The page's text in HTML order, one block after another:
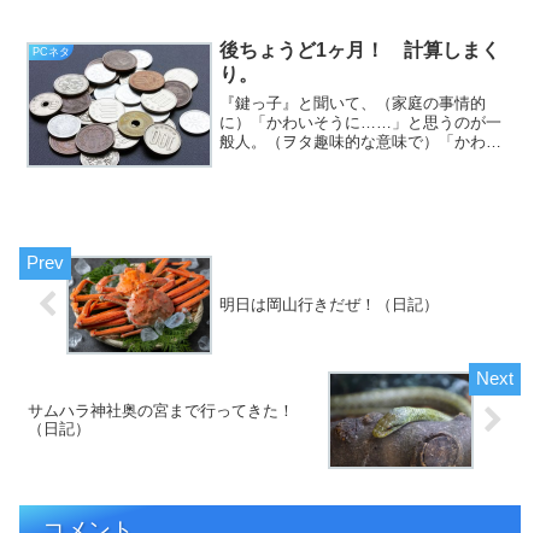
稽だと思うんですが、どうか（挨拶）。
と、いうわけで、フジカワ...
PCネタ
後ちょうど1ヶ月！ 計算しまく
り。
『鍵っ子』と聞いて、（家庭の事情的
に）「かわいそうに……」と思うのが一
般人。（ヲタ趣味的な意味で）「かわい
明日は岡山行きだぜ！（日記）
サムハラ神社奥の宮まで行ってきた！
（日記）